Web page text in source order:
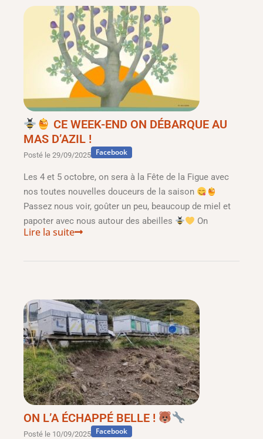
CE WEEK-END ON DÉBARQUE AU
MAS D’AZIL !
Posté le 29/09/2025 Facebook
Les 4 et 5 octobre, on sera à la Fête de la Figue avec
nos toutes nouvelles douceurs de la saison
Passez nous voir, goûter un peu, beaucoup de miel et
papoter avec nous autour des abeilles
On
Lire la suite
ON L’A ÉCHAPPÉ BELLE !
Posté le 10/09/2025 Facebook